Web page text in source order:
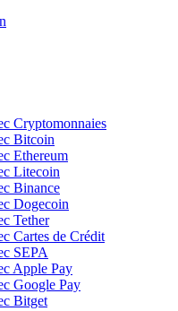
Cryptomonnaies
Bitcoin
Ethereum
Litecoin
Binance
Dogecoin
Tether
Cartes de Crédit
SEPA
Apple Pay
Google Pay
Bitget